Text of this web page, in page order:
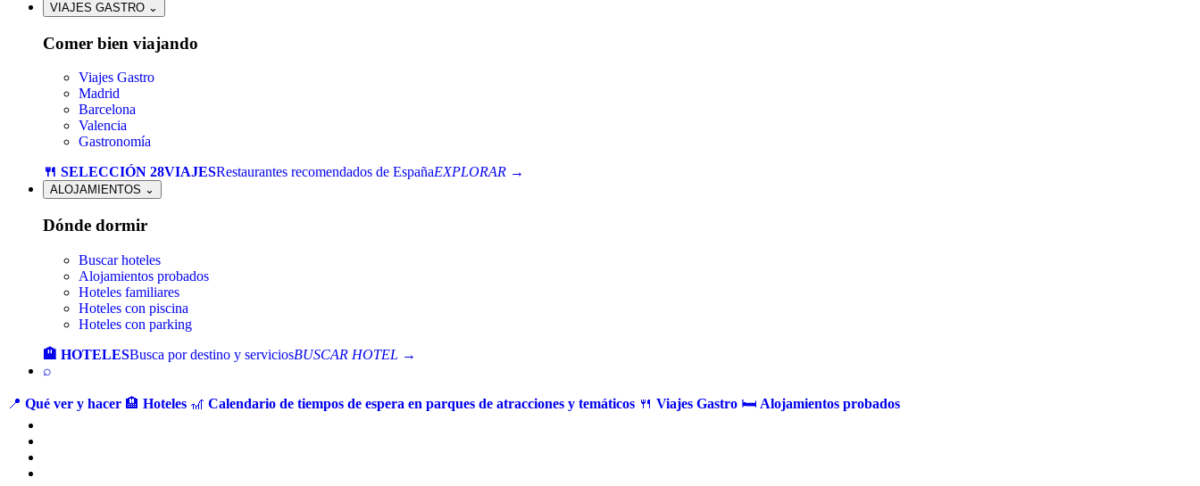
VIAJES GASTRO ⌄
Comer bien viajando
Viajes Gastro
Madrid
Barcelona
Valencia
Gastronomía
🍴 SELECCIÓN 28VIAJESRestaurantes recomendados de EspañaEXPLORAR →
ALOJAMIENTOS ⌄
Dónde dormir
Buscar hoteles
Alojamientos probados
Hoteles familiares
Hoteles con piscina
Hoteles con parking
🏨 HOTELESBusca por destino y serviciosBUSCAR HOTEL →
⌕
📍 Qué ver y hacer 🏨 Hoteles 🎢 Calendario de tiempos de espera en parques de atracciones y temáticos 🍴 Viajes Gastro 🛏️ Alojamientos probados
contenido